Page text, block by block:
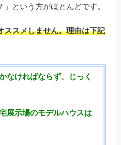
という方がほとんどです。
ススメしません。理由は下記
なければならず、じっく
展示場のモデルハウスは